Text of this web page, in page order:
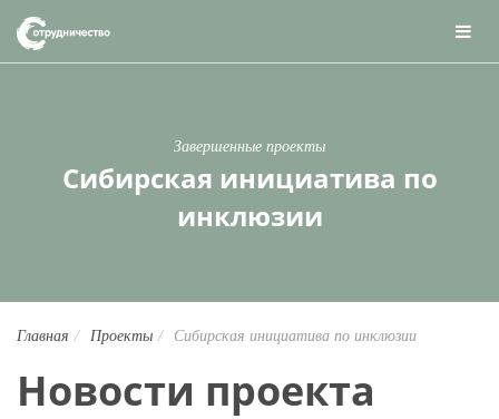
Завершенные проекты
Сибирская инициатива по
инклюзии
Главная Проекты Сибирская инициатива по инклюзии
Новости проекта